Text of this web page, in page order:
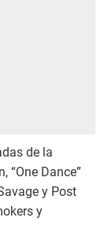
de la
“One Dance”
y Post
y